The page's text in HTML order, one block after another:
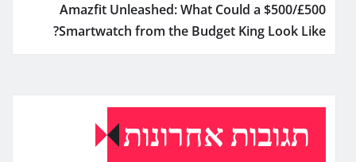
Amazfit Unleashed: What Could a $500/£500
Smartwatch from the Budget King Look Like?
תגובות אחרונות